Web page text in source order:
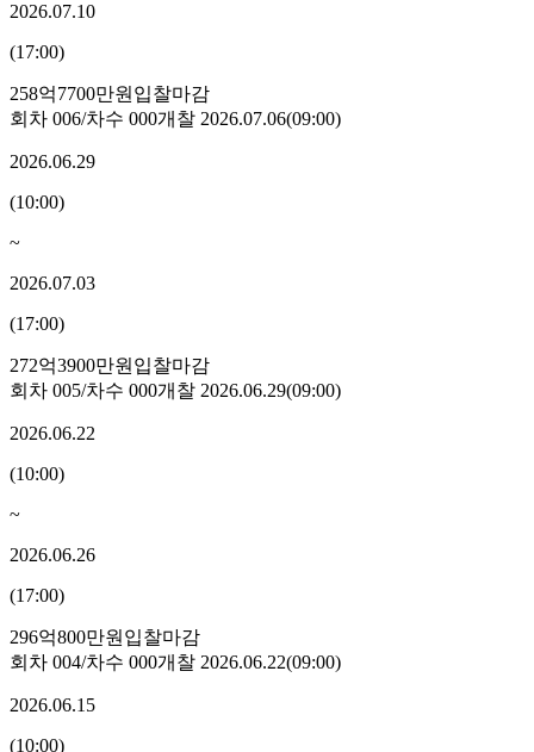
2026.07.10
(17:00)
258억7700만원 입찰마감
회차 006/차수 000개찰 2026.07.06(09:00)
2026.06.29
(10:00)
~
2026.07.03
(17:00)
272억3900만원 입찰마감
회차 005/차수 000개찰 2026.06.29(09:00)
2026.06.22
(10:00)
~
2026.06.26
(17:00)
296억800만원 입찰마감
회차 004/차수 000개찰 2026.06.22(09:00)
2026.06.15
(10:00)